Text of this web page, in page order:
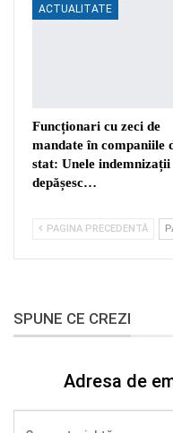
ACTUALITATE
Funcționari cu zeci de
mandate în companiile
stat: Unele indemnizații
depășesc…
PAGINA PRECEDENTĂ
SPUNE CE CREZI
Adresa de